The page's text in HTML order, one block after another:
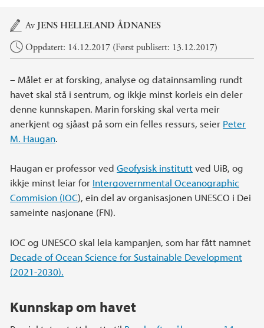
Hovedinnhold
Av JENS HELLELAND ÅDNANES
Oppdatert: 14.12.2017 (Først publisert: 13.12.2017)
– Målet er at forsking, analyse og datainnsamling rundt
havet skal stå i sentrum, og ikkje minst korleis ein deler
denne kunnskapen. Marin forsking skal verta meir
anerkjent og sjåast på som ein felles ressurs, seier Peter
M. Haugan.
Haugan er professor ved Geofysisk instituttved UiB, og
ikkje minst leiar for Intergovernmental Oceanographic
Commision (IOC), ein del av organisasjonen UNESCO i Dei
sameinte nasjonane (FN).
IOC og UNESCO skal leia kampanjen, som har fått namnet
Decade of Ocean Science for Sustainable Development
(2021-2030).
Kunnskap om havet